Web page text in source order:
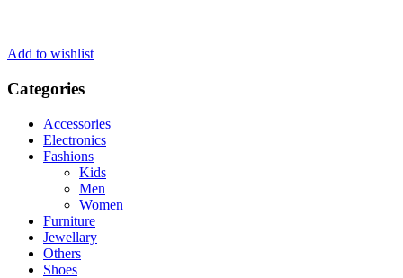
Add to wishlist
Categories
Accessories
Electronics
Fashions
Kids
Men
Women
Furniture
Jewellary
Others
Shoes